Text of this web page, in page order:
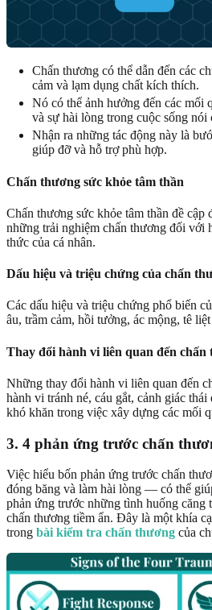
Chấn thương có thể dẫn đến các
cảm và lạm dụng chất kích thích.
Nó có thể ảnh hưởng đến các mối
và sự hài lòng trong cuộc sống nói
Nhận ra những tác động này là
giúp đỡ và hỗ trợ phù hợp.
Chấn thương sức khỏe tâm thần
Chấn thương sức khỏe tâm thần đề cập
những trải nghiệm chấn thương đối với
thức của cá nhân.
Dấu hiệu và triệu chứng của chấn
Các dấu hiệu và triệu chứng phổ biến
âu, trầm cảm, hồi tưởng, ác mộng, tê
Thay đổi hành vi liên quan đến chấn
Những thay đổi hành vi liên quan đến
hành vi tránh né, cáu gắt, cảnh giác
khó khăn trong việc xây dựng các mối
3. 4 phản ứng trước chấn
Việc hiểu bốn phản ứng trước chấn
đóng băng và làm hài lòng — có thể
phản ứng trước những tình huống căng
chấn thương tiềm ẩn. Đây là một khía
trong bài kiểm tra chấn thương của